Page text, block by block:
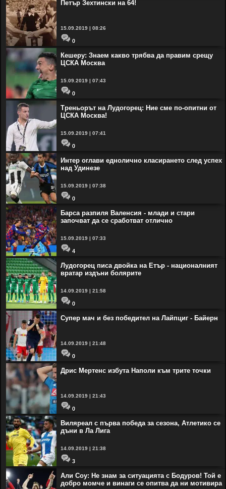
Петър Зехтински на 64!
15.09.2019 | 08:26
0
Кешеру: Знаем какво трябва да правим срещу
ЦСКА Москва
15.09.2019 | 07:43
0
Треньорът на Лудогорец: Ние сме по-опитни от
ЦСКА Москва!
15.09.2019 | 07:41
0
Интер оглави еднолично класирането след успех
над Удинезе
15.09.2019 | 07:38
0
Барса разпиля Валенсия - млади и стари
започват да се сработват отлично
15.09.2019 | 07:33
4
Лудогорец писа двойка на Етър - националният
вратар издъни болярите
14.09.2019 | 21:58
0
Супер мач и без победител на Лайпциг - Байерн
14.09.2019 | 21:48
0
Дрис Мертенс избута Наполи към трите точки
14.09.2019 | 21:43
0
Виляреал с първа победа за сезона, Атлетико се
дъни в Ла Лига
14.09.2019 | 21:38
3
Али Соу: Не знам за ситуацията с Бодуров! Той е
добро момче и винаги се опитва да ни мотивира